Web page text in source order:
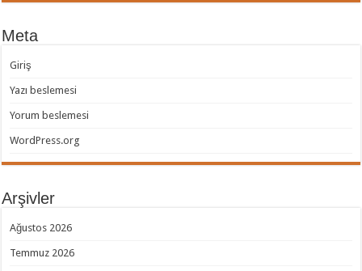
Meta
Giriş
Yazı beslemesi
Yorum beslemesi
WordPress.org
Arşivler
Ağustos 2026
Temmuz 2026